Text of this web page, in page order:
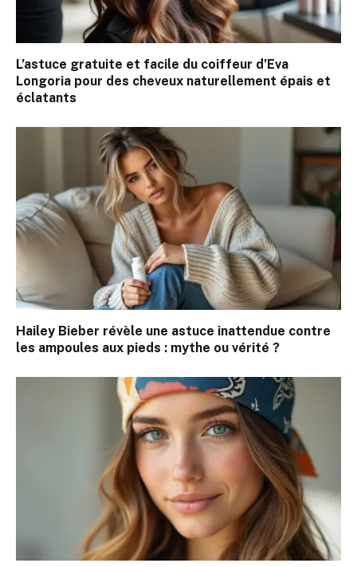
L’astuce gratuite et facile du coiffeur d’Eva
Longoria pour des cheveux naturellement épais et
éclatants
Hailey Bieber révèle une astuce inattendue contre
les ampoules aux pieds : mythe ou vérité ?